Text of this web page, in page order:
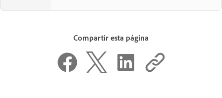
Compartir esta página